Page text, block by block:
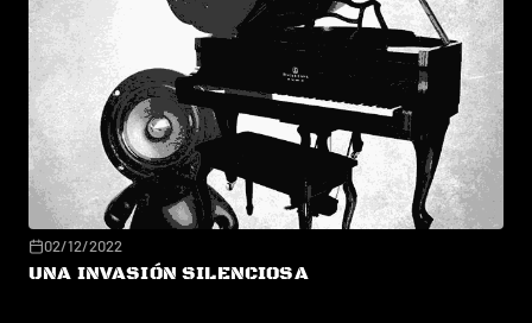
02/12/2022
UNA INVASIÓN SILENCIOSA